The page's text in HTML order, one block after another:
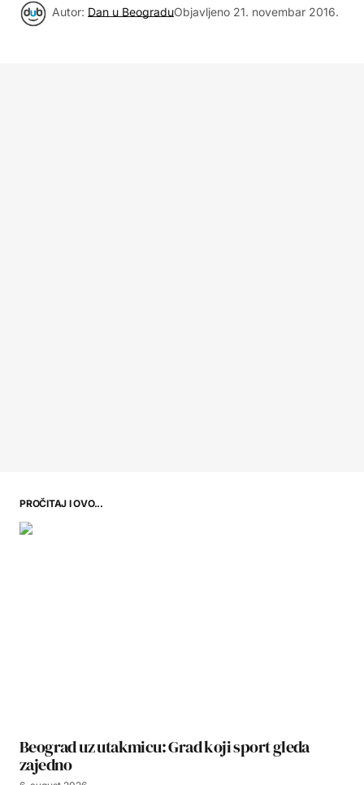
Autor: Dan u BeograduObjavljeno 21. novembar 2016.
PROČITAJ I OVO...
Beograd uz utakmicu: Grad koji sport gleda
zajedno